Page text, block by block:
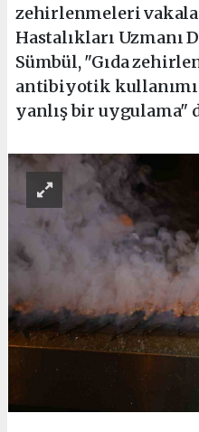
zehirlenmeleri
Hastalıkları Uzmanı
Sümbül, "Gıda
antibiyotik kullanımı
yanlış bir uygulama"